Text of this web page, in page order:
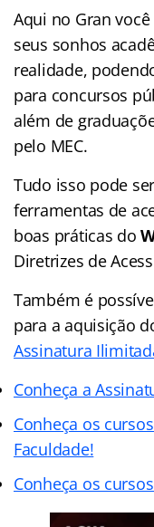
Aqui no Gran
seus sonhos
realidade,
para concursos
além de
pelo MEC.
Tudo isso pode
ferramentas de
boas práticas do
Diretrizes de
Também é
para a aquisição
Assinatura
Conheça a
Conheça os
Faculdade!
Conheça os